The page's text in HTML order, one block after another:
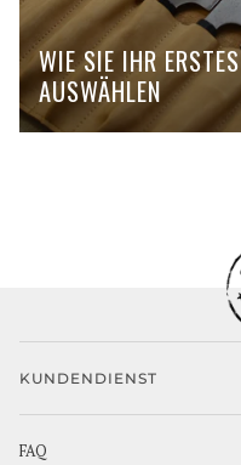
WIE SIE IHR
AUSWÄHLEN
KUNDENDIENST
FAQ